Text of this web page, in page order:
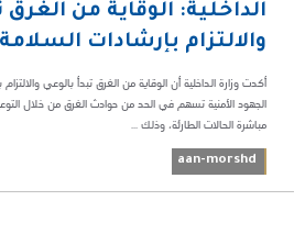
الداخلية: الوقاية من الغرق
والالتزام بإرشادات السلامة
أكدت وزارة الداخلية أن الوقاية من الغرق تبدأ بالوعي
الجهود الأمنية تسهم في الحد من حوادث الغرق من خلال
مباشرة الحالات الطارئة، وذلك ...
aan-morshd